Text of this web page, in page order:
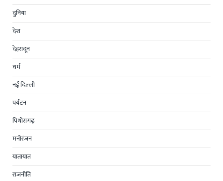
दुनिया
देश
देहरादून
धर्म
नई दिल्ली
पर्यटन
पिथोरागढ़
मनोरंजन
यातायात
राजनीति